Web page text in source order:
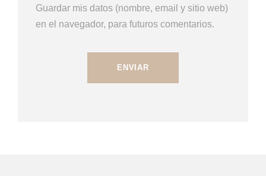
Guardar mis datos (nombre, email y sitio web)
en el navegador, para futuros comentarios.